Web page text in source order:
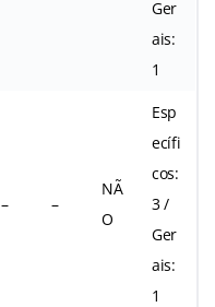
Ger
ais:
1
– –
NÃ
O
Esp
ecífi
cos:
3 /
Ger
ais:
1